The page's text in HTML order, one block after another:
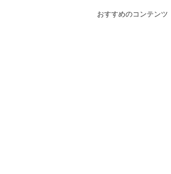
おすすめのコンテンツ